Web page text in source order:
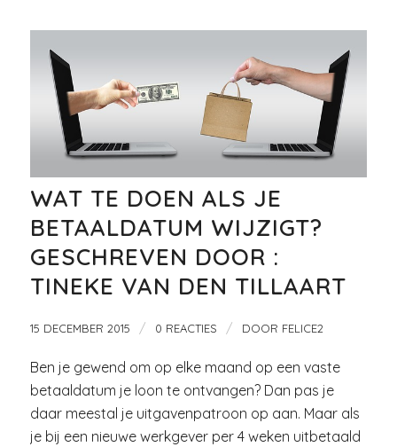
WAT TE DOEN ALS JE
BETAALDATUM WIJZIGT?
GESCHREVEN DOOR :
TINEKE VAN DEN TILLAART
15 DECEMBER 2015 / 0 REACTIES / DOOR FELICE2
Ben je gewend om op elke maand op een vaste
betaaldatum je loon te ontvangen? Dan pas je
daar meestal je uitgavenpatroon op aan. Maar als
je bij een nieuwe werkgever per 4 weken uitbetaald